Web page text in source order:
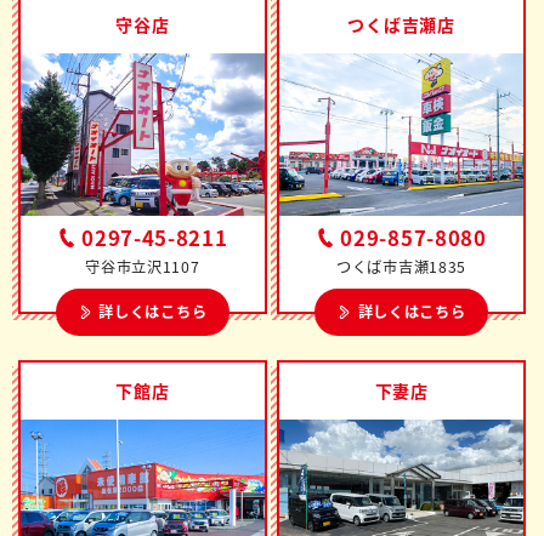
守谷店
0297-45-8211
守谷市立沢1107
詳しくはこちら
つくば吉瀬店
029-857-8080
つくば市吉瀬1835
詳しくはこちら
下館店 下妻店